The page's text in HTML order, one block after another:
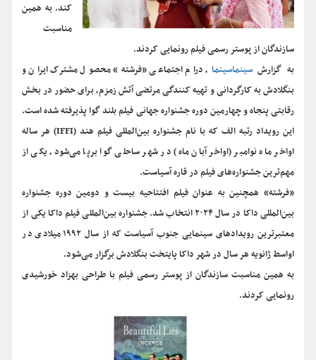
کند. به همین
مناسبت
سازندگان از پوستر رسمی فیلم رونمایی کردند.
به گزارشسینماسینما ، درام اجتماعی «فرشته» محصول مشترک ایران و
بنگلادش به کارگردانی و تهیه کنندگی مرتضی آتش زمزم، برای حضور در بخش
رقابتی پنجاه و چهارمین دوره جشنواره جهانی فیلم بلند گوا پذیرفته شده است.
این رویداد رتبه الف که با نام جشنواره بین‌المللی فیلم هند (IFFI) هر ساله
اواخر ماه نوامبر (اواخر آبان ماه) در شهر ساحلی گوا برپا می‌شود، یکی از
مهم‌ترین جشنواره‌های فیلم در قاره آسیاست.
«فرشته» همچنین به عنوان فیلم افتتاحیه بیست و دومین دوره جشنواره
بین‌المللی داکا در سال ۲۰۲۴ انتخاب شد. جشنواره بین‌المللی فیلم داکا یکی‌ از
معتبرترین رویداد‌های سینمایی جنوب آسیاست که از سال ۱۹۹۲ میلادی در
اواسط ژانویه هر سال در شهر داکا پایتخت بنگلادش برگزار می‌شود.
به همین مناسبت سازندگان از پوستر رسمی فیلم با طراحی بهزاد خورشیدی
رونمایی کردند.